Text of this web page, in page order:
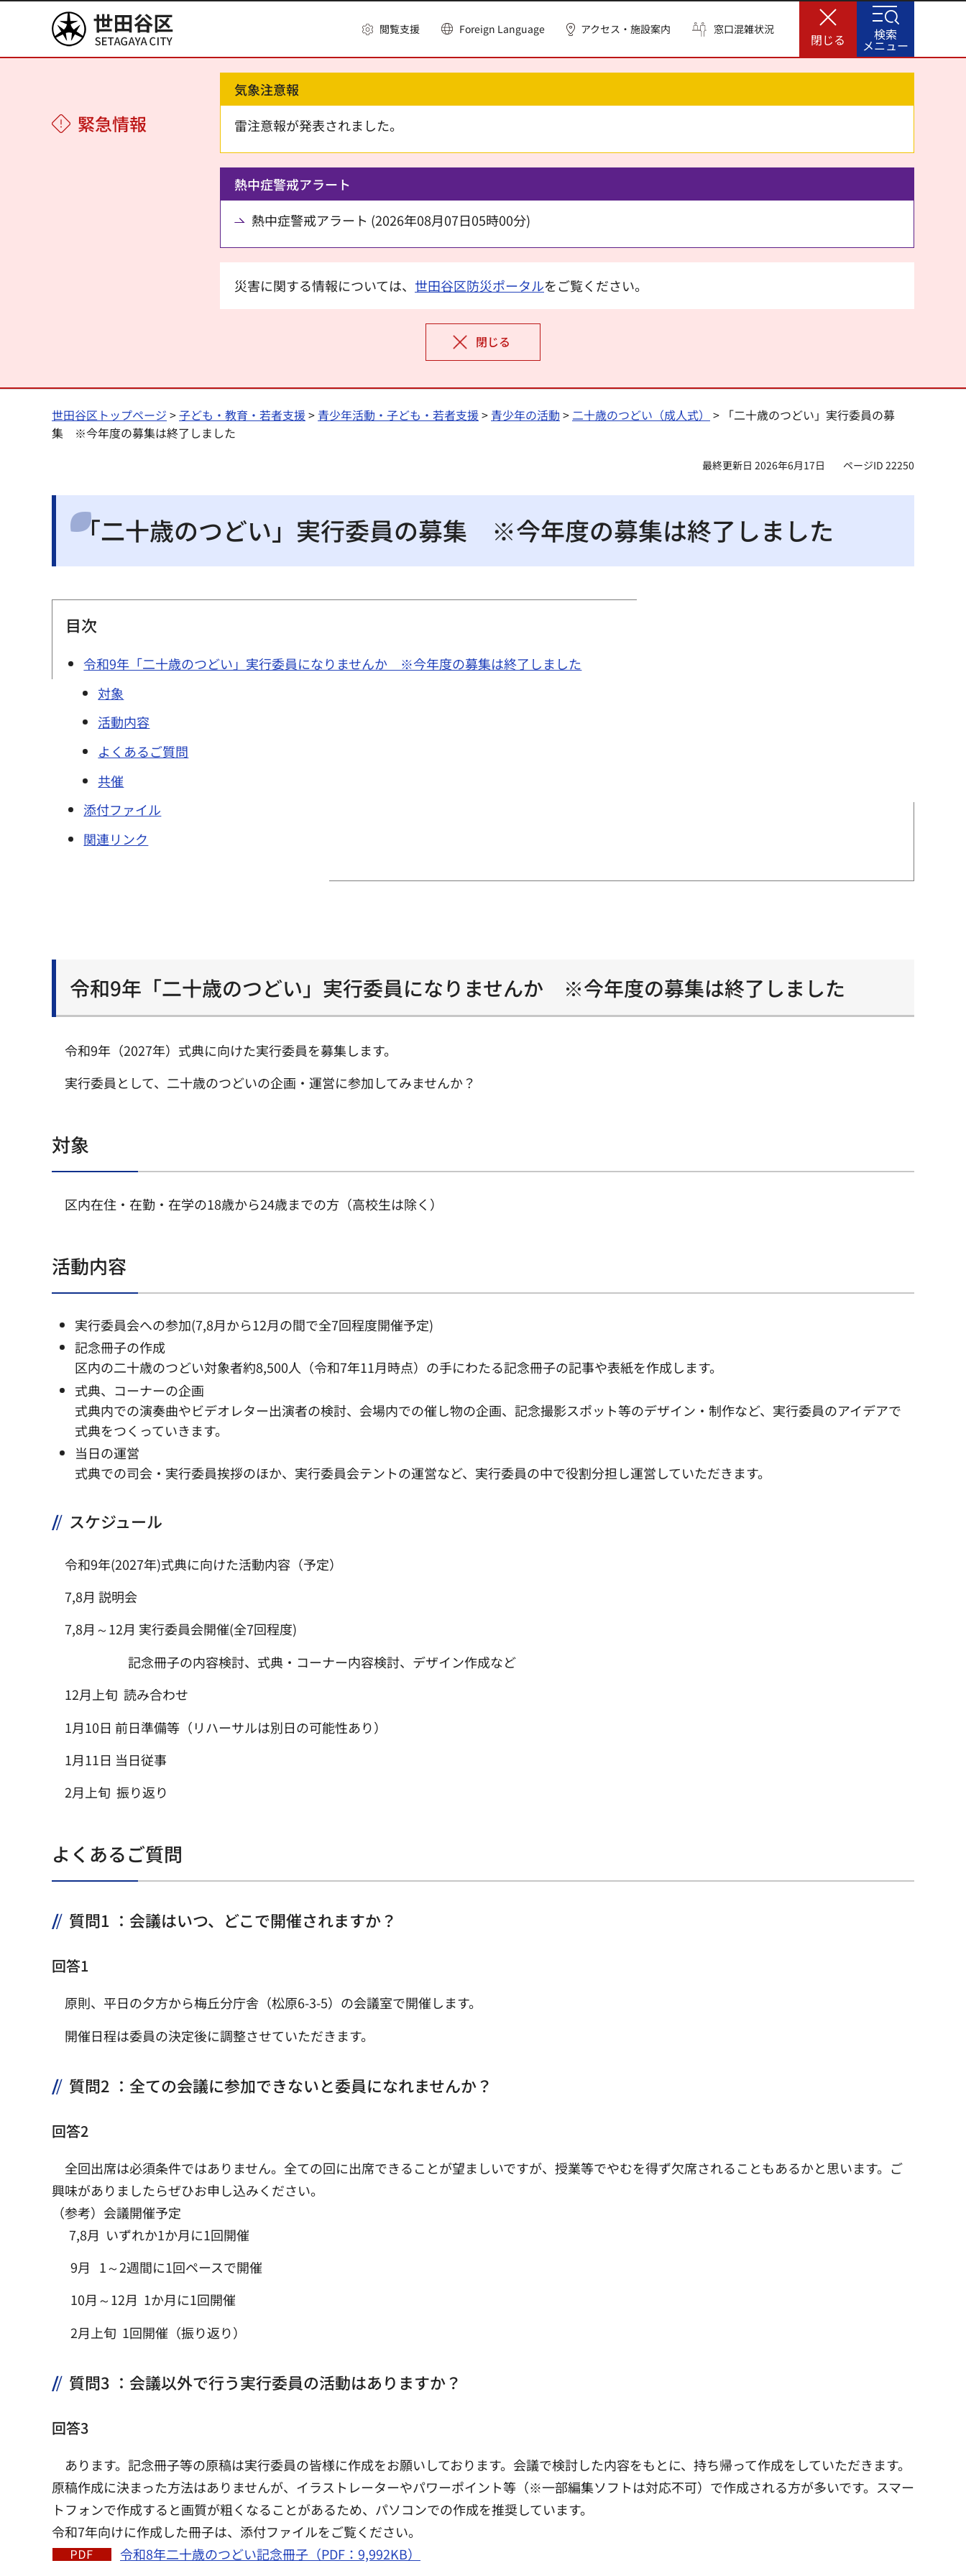
世田谷区 閲覧支援 Foreign Language アクセス・施設案内 窓口混雑状況
閉じる
緊急情報
気象注意報
雷注意報が発表されました。
熱中症警戒アラート
熱中症警戒アラート (2026年08月07日05時00分)
災害に関する情報については、 世田谷区防災ポータルをご覧ください。
閉じる
検索
メニュー
世田谷区トップページ >子ども・教育・若者支援> 青少年活動・子ども・若者支援> 青少年の活動 > 二十歳のつどい（成人式）
> 「二十歳のつどい」実行委員の募
集 ※今年度の募集は終了しました
最終更新日 2026年6月17日 ページID 22250
「二十歳のつどい」実行委員の募集 ※今年度の募集は終了しました
目次
令和9年「二十歳のつどい」実行委員になりませんか ※今年度の募集は終了しました
対象
活動内容
よくあるご質問
共催
添付ファイル
関連リンク
令和9年「二十歳のつどい」実行委員になりませんか ※今年度の募集は終了しました
令和9年（2027年）式典に向けた実行委員を募集します。
実行委員として、二十歳のつどいの企画・運営に参加してみませんか？
対象
区内在住・在勤・在学の18歳から24歳までの方（高校生は除く）
活動内容
実行委員会への参加(7,8月から12月の間で全7回程度開催予定)
記念冊子の作成
区内の二十歳のつどい対象者約8,500人（令和7年11月時点）の手にわたる記念冊子の記事や表紙を作成します。
式典、コーナーの企画
式典内での演奏曲やビデオレター出演者の検討、会場内での催し物の企画、記念撮影スポット等のデザイン・制作など、実行委員のアイデアで
式典をつくっていきます。
当日の運営
式典での司会・実行委員挨拶のほか、実行委員会テントの運営など、実行委員の中で役割分担し運営していただきます。
スケジュール
令和9年(2027年)式典に向けた活動内容（予定）
7,8月 説明会
7,8月～12月 実行委員会開催(全7回程度)
記念冊子の内容検討、式典・コーナー内容検討、デザイン作成など
12月上旬 読み合わせ
1月10日 前日準備等（リハーサルは別日の可能性あり）
1月11日 当日従事
2月上旬 振り返り
よくあるご質問
質問1 ：会議はいつ、どこで開催されますか？
回答1
原則、平日の夕方から梅丘分庁舎（松原6-3-5）の会議室で開催します。
開催日程は委員の決定後に調整させていただきます。
質問2 ：全ての会議に参加できないと委員になれませんか？
回答2
全回出席は必須条件ではありません。全ての回に出席できることが望ましいですが、授業等でやむを得ず欠席されることもあるかと思います。ご
興味がありましたらぜひお申し込みください。
（参考）会議開催予定
7,8月 いずれか1か月に1回開催
9月 1～2週間に1回ペースで開催
10月～12月 1か月に1回開催
2月上旬 1回開催（振り返り）
質問3 ：会議以外で行う実行委員の活動はありますか？
回答3
あります。記念冊子等の原稿は実行委員の皆様に作成をお願いしております。会議で検討した内容をもとに、持ち帰って作成をしていただきます。
原稿作成に決まった方法はありませんが、イラストレーターやパワーポイント等（※一部編集ソフトは対応不可）で作成される方が多いです。スマー
トフォンで作成すると画質が粗くなることがあるため、パソコンでの作成を推奨しています。
令和7年向けに作成した冊子は、添付ファイルをご覧ください。
令和8年二十歳のつどい記念冊子（PDF：9,992KB）